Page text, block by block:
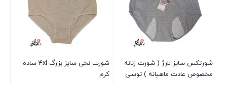
شورتکس سایز لارژ ( شورت زنانه
مخصوص عادت ماهیانه ) توسی
شورت نخی سایز بزرگ ۴xl ساده
کرم